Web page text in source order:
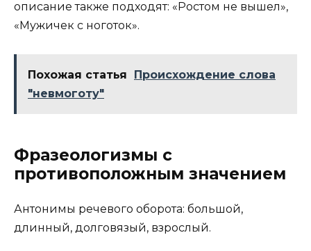
описание также подходят: «Ростом не вышел»,
«Мужичек с ноготок».
Похожая статья
Происхождение слова
"невмоготу"
Фразеологизмы с
противоположным значением
Антонимы речевого оборота: большой,
длинный, долговязый, взрослый.